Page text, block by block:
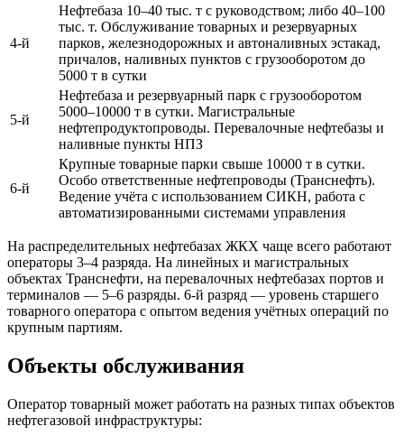
4-й
Нефтебаза 10–40 тыс. т с руководством; либо 40–100
тыс. т. Обслуживание товарных и резервуарных
парков, железнодорожных и автоналивных эстакад,
причалов, наливных пунктов с грузооборотом до
5000 т в сутки
5-й
Нефтебаза и резервуарный парк с грузооборотом
5000–10000 т в сутки. Магистральные
нефтепродуктопроводы. Перевалочные нефтебазы и
наливные пункты НПЗ
6-й
Крупные товарные парки свыше 10000 т в сутки.
Особо ответственные нефтепроводы (Транснефть).
Ведение учёта с использованием СИКН, работа с
автоматизированными системами управления
На распределительных нефтебазах ЖКХ чаще всего работают
операторы 3–4 разряда. На линейных и магистральных
объектах Транснефти, на перевалочных нефтебазах портов и
терминалов — 5–6 разряды. 6-й разряд — уровень старшего
товарного оператора с опытом ведения учётных операций по
крупным партиям.
Объекты обслуживания
Оператор товарный может работать на разных типах объектов
нефтегазовой инфраструктуры: